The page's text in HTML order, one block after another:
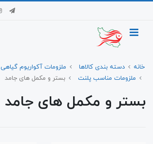
خانه دسته بندی کالاها
ملزومات آکواریوم گیاهی
ملزومات مناسب پلنت
بستر و مکمل های جامد
بستر و مکمل های جامد